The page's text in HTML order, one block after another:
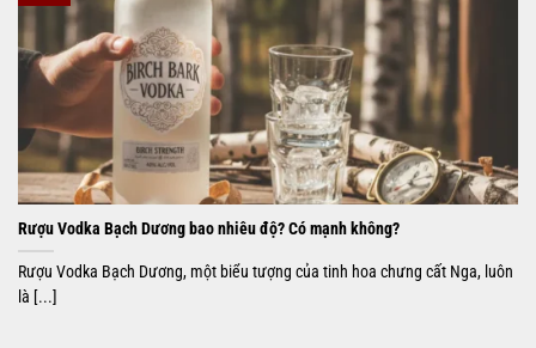
Rượu Vodka Bạch Dương bao nhiêu độ? Có mạnh không?
Rượu Vodka Bạch Dương, một biểu tượng của tinh hoa chưng cất Nga, luôn
là [...]